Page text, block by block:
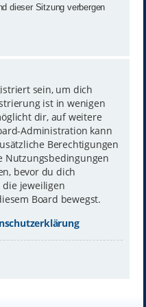
dieser Sitzung verbergen
sein, um dich
ist in wenigen
dir, auf weitere
Administration kann
Berechtigungen
Nutzungsbedingungen
bevor du dich
jeweiligen
Board bewegst.